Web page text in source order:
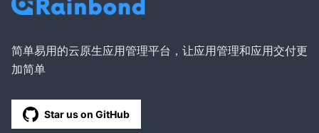
简单易用的云原生应用管理平台，让应用管理和应用交付更
加简单
Star us on GitHub